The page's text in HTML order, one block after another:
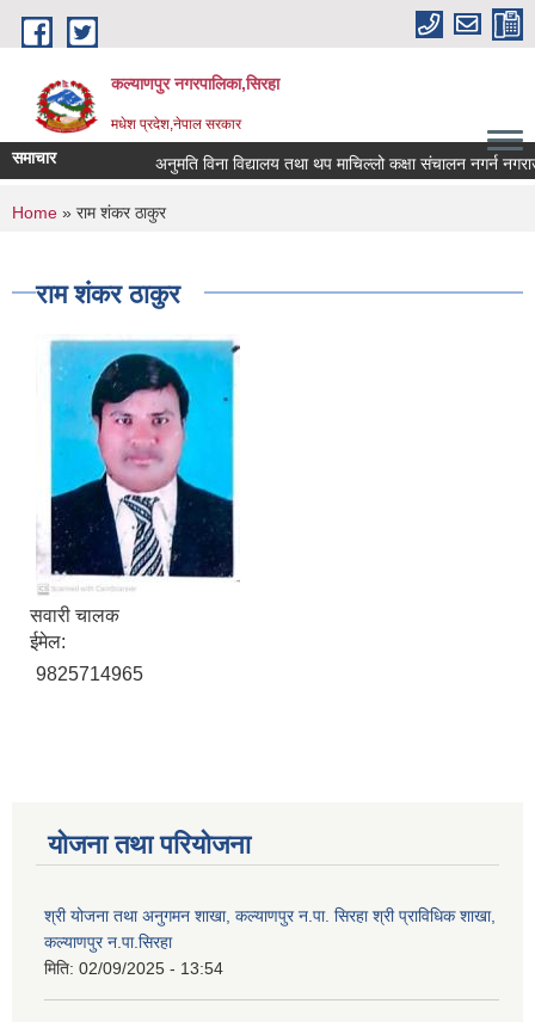
Skip to main content
कल्याणपुर नगरपालिका,सिरहा
मधेश प्रदेश,नेपाल सरकार
समाचार अनुमति विना विद्यालय तथा थप माचिल्लो कक्षा संचालन नगर्न
You are here
Home » राम शंकर ठाकुर
राम शंकर ठाकुर
सवारी चालक
ईमेल:
9825714965
योजना तथा परियोजना
श्री योजना तथा अनुगमन शाखा, कल्याणपुर न.पा. सिरहा श्री प्राविधिक शाखा,
कल्याणपुर न.पा.सिरहा
मिति: 02/09/2025 - 13:54